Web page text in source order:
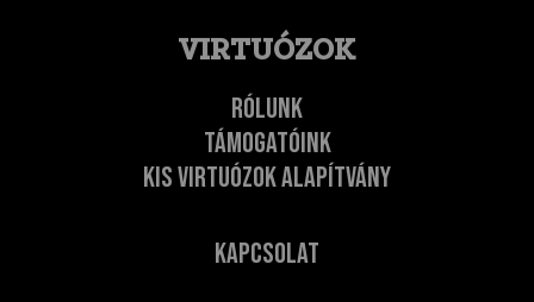
VIRTUÓZOK
Rólunk
Támogatóink
Kis Virtuózok Alapítvány
Kapcsolat